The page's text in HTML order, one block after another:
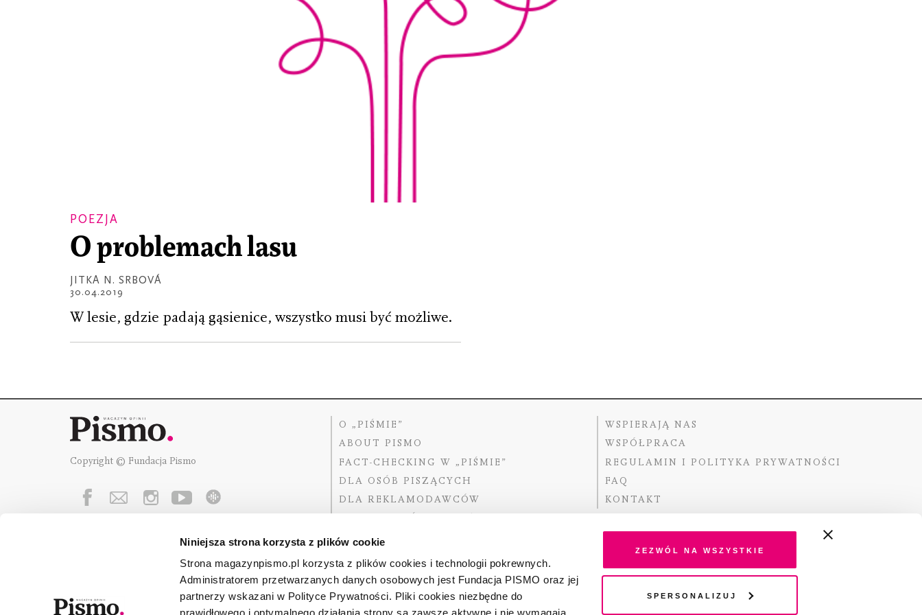
Niniejsza strona korzysta z plików cookie
Strona magazynpismo.pl korzysta z plików cookies i technologii pokrewnych.
Administratorem przetwarzanych danych osobowych jest Fundacja PISMO oraz jej
partnerzy wskazani w Polityce Prywatności. Pliki cookies niezbędne do
Zezwól na wszystkie
Spersonalizuj
POEZJA
O problemach lasu
JITKA N. SRBOVÁ
30.04.2019
W lesie, gdzie padają gąsienice, wszystko musi być możliwe.
Copyright © Fundacja Pismo
O „PIŚMIE”
ABOUT PISMO
FACT-CHECKING W „PIŚMIE”
DLA OSÓB PISZĄCYCH
DLA REKLAMODAWCÓW
WSPIERAJĄ NAS
WSPÓŁPRACA
REGULAMIN I POLITYKA PRYWATNOŚCI
FAQ
KONTAKT
Fundację Pismowspierają:
Dofinansowano ze środków Ministra Kultury i Dziedzictwa
Narodowego pochodzących z Funduszu Promocji Kultury –